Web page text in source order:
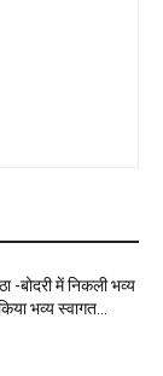
-बोदरी में निकली भव्य
भव्य स्वागत…